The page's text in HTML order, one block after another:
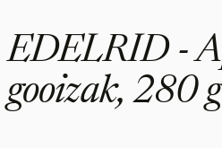
EDELRID -
gooizak, 280